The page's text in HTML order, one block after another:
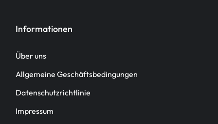
Informationen
Über uns
Allgemeine Geschäftsbedingungen
Datenschutzrichtlinie
Impressum